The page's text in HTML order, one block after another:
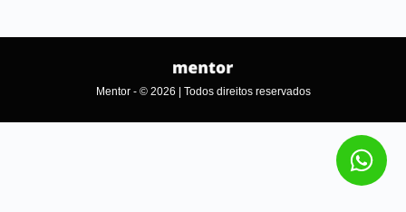
Mentor - © 2026 | Todos direitos reservados